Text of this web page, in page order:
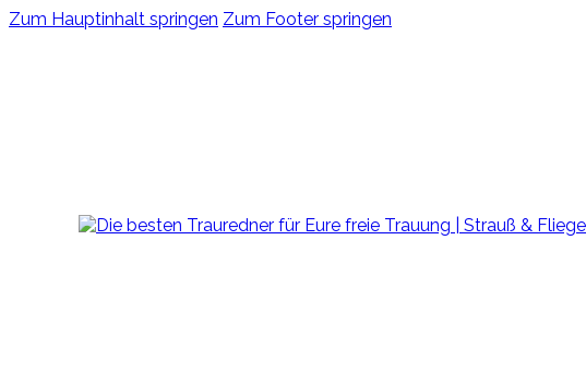
Zum Hauptinhalt springen Zum Footer springen